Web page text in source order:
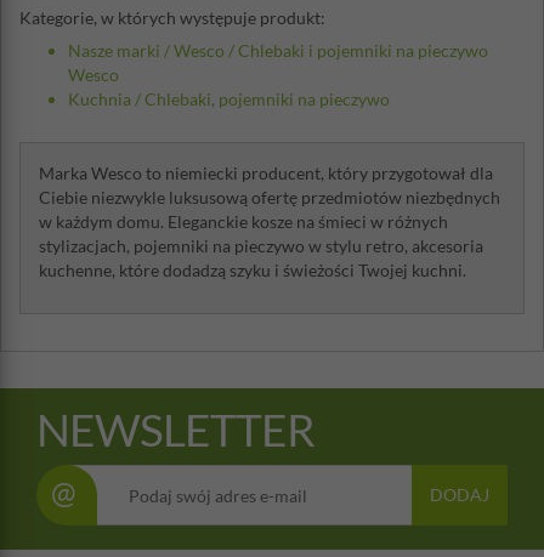
Kategorie, w których występuje produkt:
Nasze marki /Wesco /Chlebaki i pojemniki na pieczywo
Wesco
Kuchnia /Chlebaki, pojemniki na pieczywo
Marka Wesco to niemiecki producent, który przygotował dla
Ciebie niezwykle luksusową ofertę przedmiotów niezbędnych
w każdym domu. Eleganckie kosze na śmieci w różnych
stylizacjach, pojemniki na pieczywo w stylu retro, akcesoria
kuchenne, które dodadzą szyku i świeżości Twojej kuchni.
NEWSLETTER
@ DODAJ